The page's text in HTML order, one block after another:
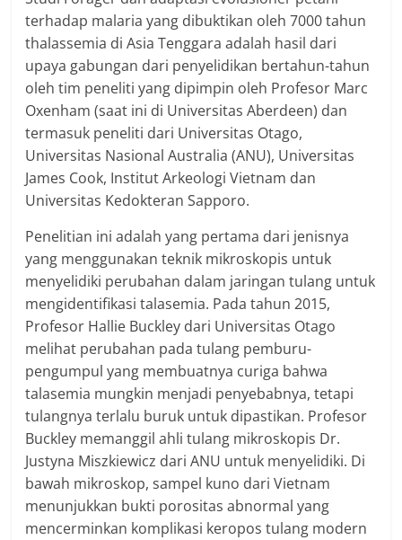
terhadap malaria yang dibuktikan oleh 7000 tahun
thalassemia di Asia Tenggara adalah hasil dari
upaya gabungan dari penyelidikan bertahun-tahun
oleh tim peneliti yang dipimpin oleh Profesor Marc
Oxenham (saat ini di Universitas Aberdeen) dan
termasuk peneliti dari Universitas Otago,
Universitas Nasional Australia (ANU), Universitas
James Cook, Institut Arkeologi Vietnam dan
Universitas Kedokteran Sapporo.
Penelitian ini adalah yang pertama dari jenisnya
yang menggunakan teknik mikroskopis untuk
menyelidiki perubahan dalam jaringan tulang untuk
mengidentifikasi talasemia. Pada tahun 2015,
Profesor Hallie Buckley dari Universitas Otago
melihat perubahan pada tulang pemburu-
pengumpul yang membuatnya curiga bahwa
talasemia mungkin menjadi penyebabnya, tetapi
tulangnya terlalu buruk untuk dipastikan. Profesor
Buckley memanggil ahli tulang mikroskopis Dr.
Justyna Miszkiewicz dari ANU untuk menyelidiki. Di
bawah mikroskop, sampel kuno dari Vietnam
menunjukkan bukti porositas abnormal yang
mencerminkan komplikasi keropos tulang modern